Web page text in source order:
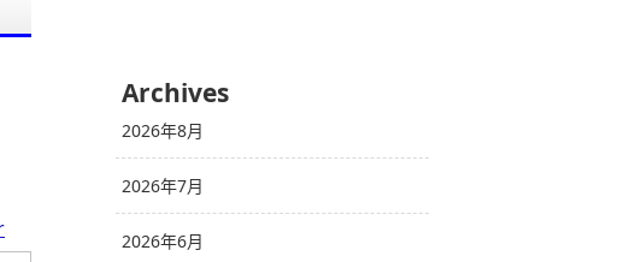
Archives
2026年8月
2026年7月
2026年6月